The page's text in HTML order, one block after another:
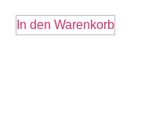
In den Warenkorb